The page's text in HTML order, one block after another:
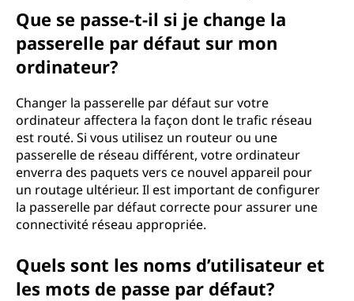
Que se passe-t-il si je change la
passerelle par défaut sur mon
ordinateur?
Changer la passerelle par défaut sur votre
ordinateur affectera la façon dont le trafic réseau
est routé. Si vous utilisez un routeur ou une
passerelle de réseau différent, votre ordinateur
enverra des paquets vers ce nouvel appareil pour
un routage ultérieur. Il est important de configurer
la passerelle par défaut correcte pour assurer une
connectivité réseau appropriée.
Quels sont les noms d’utilisateur et
les mots de passe par défaut?